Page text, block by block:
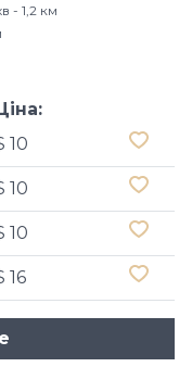
- 1,2 км
10
10
10
16